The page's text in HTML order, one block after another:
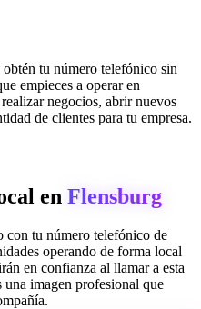
obtén tu número telefónico sin
empieces a operar en
negocios, abrir nuevos
de clientes para tu empresa.
en Flensburg
con tu número telefónico de
operando de forma local
en confianza al llamar a esta
imagen profesional que